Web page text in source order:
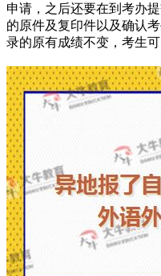
申请，之后还要在到考办
的原件及复印件以及确认
录的原有成绩不变，考生